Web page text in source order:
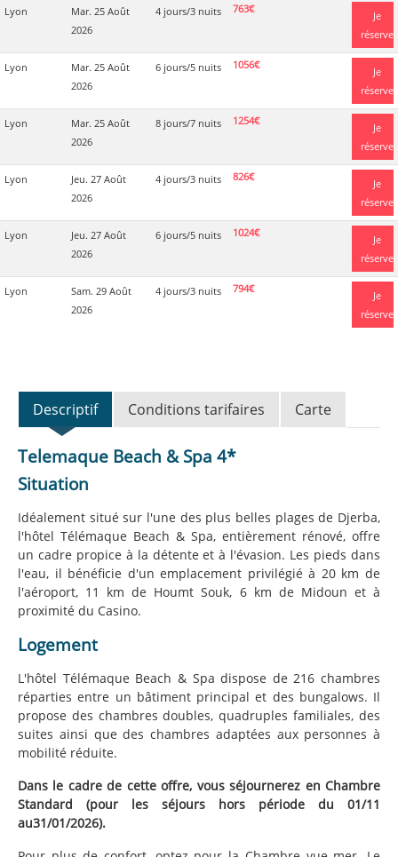
Lyon
Mar. 25 Août
2026
4 jours/3 nuits 763€
Je
réserve
Lyon
Mar. 25 Août
2026
6 jours/5 nuits 1056€
Je
réserve
Lyon
Mar. 25 Août
2026
8 jours/7 nuits 1254€
Je
réserve
Lyon
Jeu. 27 Août
2026
4 jours/3 nuits 826€
Je
réserve
Lyon
Jeu. 27 Août
2026
6 jours/5 nuits 1024€
Je
réserve
Lyon
Sam. 29 Août
2026
4 jours/3 nuits 794€
Je
réserve
Descriptif Conditions tarifaires Carte
Telemaque Beach & Spa 4*
Situation
Idéalement situé sur l'une des plus belles plages de Djerba,
l'hôtel Télémaque Beach & Spa, entièrement rénové, offre
un cadre propice à la détente et à l'évasion. Les pieds dans
l'eau, il bénéficie d'un emplacement privilégié à 20 km de
l'aéroport, 11 km de Houmt Souk, 6 km de Midoun et à
proximité du Casino.
Logement
L'hôtel Télémaque Beach & Spa dispose de 216 chambres
réparties entre un bâtiment principal et des bungalows. Il
propose des chambres doubles, quadruples familiales, des
suites ainsi que des chambres adaptées aux personnes à
mobilité réduite.
Dans le cadre de cette offre, vous séjournerez en Chambre
Standard (pour les séjours hors période du 01/11
au31/01/2026).